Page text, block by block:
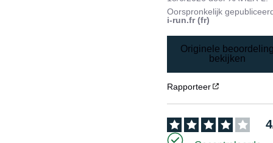
Oorspronkelijk
i-run.fr (fr)
Originele
bekijken
Rapporteer
4